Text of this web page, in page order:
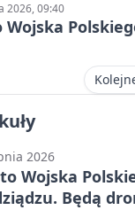
2026, 09:40
Wojska
2026
Wojska
Będą